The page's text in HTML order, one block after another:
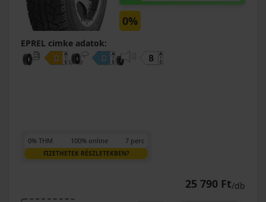
0%
EPREL cimke adatok:
0% THM 100% online 7 perc
FIZETHETEK RÉSZLETEKBEN?
25 790 Ft/db